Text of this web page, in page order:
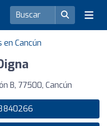
Cancún
B, 77500, Cancún